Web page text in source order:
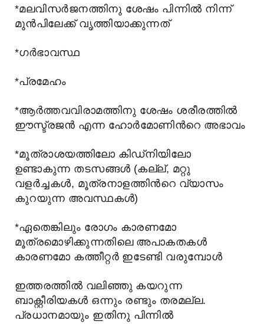
*മലവിസര്‍ജനത്തിനു ശേഷം പിന്നില്‍ നിന്ന്
മുന്‍പിലേക്ക് വൃത്തിയാക്കുന്നത്
*ഗര്‍ഭാവസ്ഥ
*പ്രമേഹം
*ആര്‍ത്തവവിരാമത്തിനു ശേഷം ശരീരത്തില്‍
ഈസ്ട്രജന്‍ എന്ന ഹോര്‍മോണിന്‍റെ അഭാവം
*മൂത്രാശയത്തിലോ കിഡ്നിയിലോ
ഉണ്ടാകുന്ന തടസങ്ങള്‍ (കല്ല്‌, മറ്റു
വളര്‍ച്ചകള്‍, മൂത്രനാളത്തിന്‍റെ വ്യാസം
കുറയുന്ന അവസ്ഥകള്‍)
*ഏതെങ്കിലും രോഗം കാരണമോ
മൂത്രമൊഴിക്കുന്നതിലെ അപാകതകള്‍
കാരണമോ കത്തീറ്റര്‍ ഇടേണ്ടി വരുമ്പോള്‍
ഇത്തരത്തില്‍ വലിഞ്ഞു കയറുന്ന
ബാക്റ്റീരിയകള്‍ ഒന്നും രണ്ടും തരമല്ല.
പ്രധാനമായും ഇതിനു പിന്നില്‍